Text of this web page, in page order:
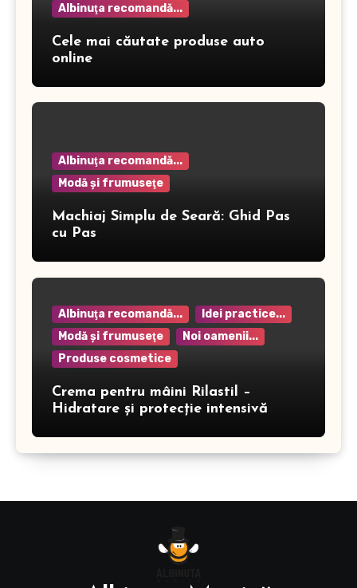
Albinuţa recomandă...
Cele mai căutate produse auto
online
Albinuţa recomandă...
Modă şi frumuseţe
Machiaj Simplu de Seară: Ghid Pas
cu Pas
Albinuţa recomandă...
Idei practice...
Modă şi frumuseţe
Noi oamenii...
Produse cosmetice
Crema pentru mâini Rilastil –
Hidratare și protecție intensivă